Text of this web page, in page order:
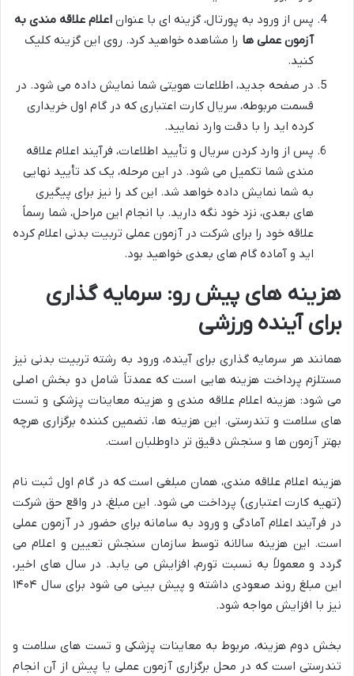
پس از ورود به پورتال، گزینه ای با عنوان اعلام علاقه مندی به
آزمون عملی ها را مشاهده خواهید کرد. روی این گزینه کلیک
کنید.
در صفحه جدید، اطلاعات هویتی شما نمایش داده می شود. در
قسمت مربوطه، سریال کارت اعتباری که در گام اول خریداری
کرده اید را با دقت وارد نمایید.
پس از وارد کردن سریال و تأیید اطلاعات، فرآیند اعلام علاقه
مندی شما تکمیل می شود. در این مرحله، یک کد تأیید نهایی
به شما نمایش داده خواهد شد. این کد را نیز برای پیگیری
های بعدی، نزد خود نگه دارید. با انجام این مراحل، شما رسماً
علاقه خود را برای شرکت در آزمون عملی تربیت بدنی اعلام کرده
اید و آماده گام های بعدی خواهید بود.
هزینه های پیش رو: سرمایه گذاری
برای آینده ورزشی
همانند هر سرمایه گذاری برای آینده، ورود به رشته تربیت بدنی نیز
مستلزم پرداخت هزینه هایی است که عمدتاً شامل دو بخش اصلی
می شود: هزینه اعلام علاقه مندی و هزینه معاینات پزشکی و تست
های سلامت و تندرستی. این هزینه ها، تضمین کننده برگزاری هرچه
بهتر آزمون ها و سنجش دقیق تر داوطلبان است.
هزینه اعلام علاقه مندی، همان مبلغی است که در گام اول ثبت نام
(تهیه کارت اعتباری) پرداخت می شود. این مبلغ، در واقع حق شرکت
در فرآیند اعلام آمادگی و ورود به سامانه برای حضور در آزمون عملی
است. این هزینه سالانه توسط سازمان سنجش تعیین و اعلام می
گردد و معمولاً به نسبت تورم، افزایش می یابد. در سال های اخیر،
این مبلغ روند صعودی داشته و پیش بینی می شود برای سال ۱۴۰۴
نیز با افزایش مواجه شود.
بخش دوم هزینه، مربوط به معاینات پزشکی و تست های سلامت و
تندرستی است که در محل برگزاری آزمون عملی یا پیش از آن انجام